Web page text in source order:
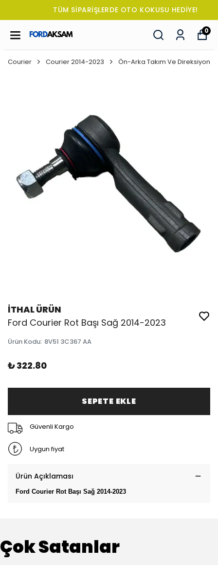
TÜM SİPARİŞLERDE OTO KOKUSU HEDİYE!
0
Courier Courier 2014-2023 Ön-Arka Takım Ve Direksiyon
İTHAL ÜRÜN
Ford Courier Rot Başı Sağ 2014-2023
Ürün Kodu: 8V51 3C367 AA
₺ 322.80
SEPETE EKLE
Güvenli Kargo
Uygun fiyat
Ürün Açıklaması
Ford Courier Rot Başı Sağ 2014-2023
Çok Satanlar